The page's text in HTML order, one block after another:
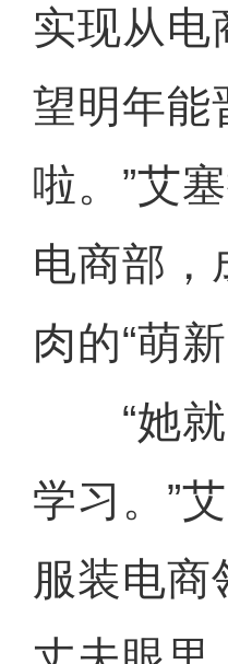
实现从电
望明年能
啦。”艾
电商部，
肉的“萌新
“她就
学习。”
服装电